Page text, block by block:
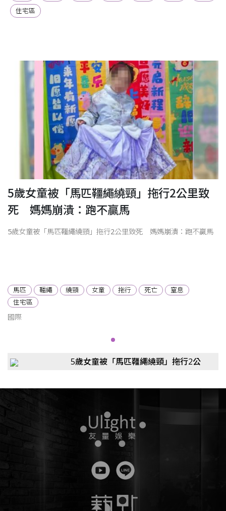
住宅區
5歲女童被「馬匹韁繩繞頸」拖行2公里致
死 媽媽崩潰：跑不贏馬
5歲女童被「馬匹韁繩繞頸」拖行2公里致死 媽媽崩潰：跑不贏馬
馬匹 韁繩 繞頸 女童 拖行 死亡
窒息
住宅區
國際
5歲女童被「馬匹韁繩繞頸」拖行2公